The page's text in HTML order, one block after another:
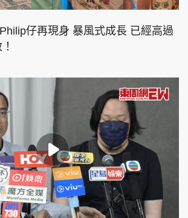
仔再現身 暴風式成長 已經高過